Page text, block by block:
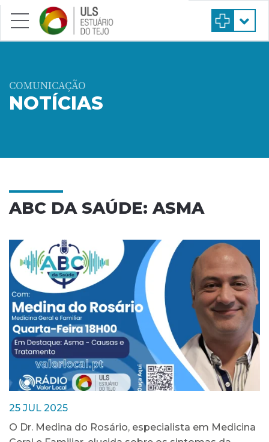
Saltar para conteúdo principal
COMUNICAÇÃO
NOTÍCIAS
ABC DA SAÚDE: ASMA
25 JUL 2025
O Dr. Medina do Rosário, especialista em Medicina